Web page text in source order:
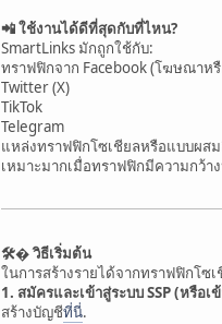
📲 ใช้งานได้ดีที่สุดกับที่ไหน?
SmartLinks มักถูกใช้กับ:
ทราฟฟิกจาก Facebook (โฆษณาห
Twitter (X)
TikTok
Telegram
แหล่งทราฟฟิกโซเชียลหรือแบบผส
เหมาะมากเมื่อทราฟฟิกมีความกว้า
🛠� วิธีเริ่มต้น
ในการสร้างรายได้จากทราฟฟิกโ
1. สมัครและเข้าสู่ระบบ SSP (หรือเ
สร้างบัญชีที่นี่.